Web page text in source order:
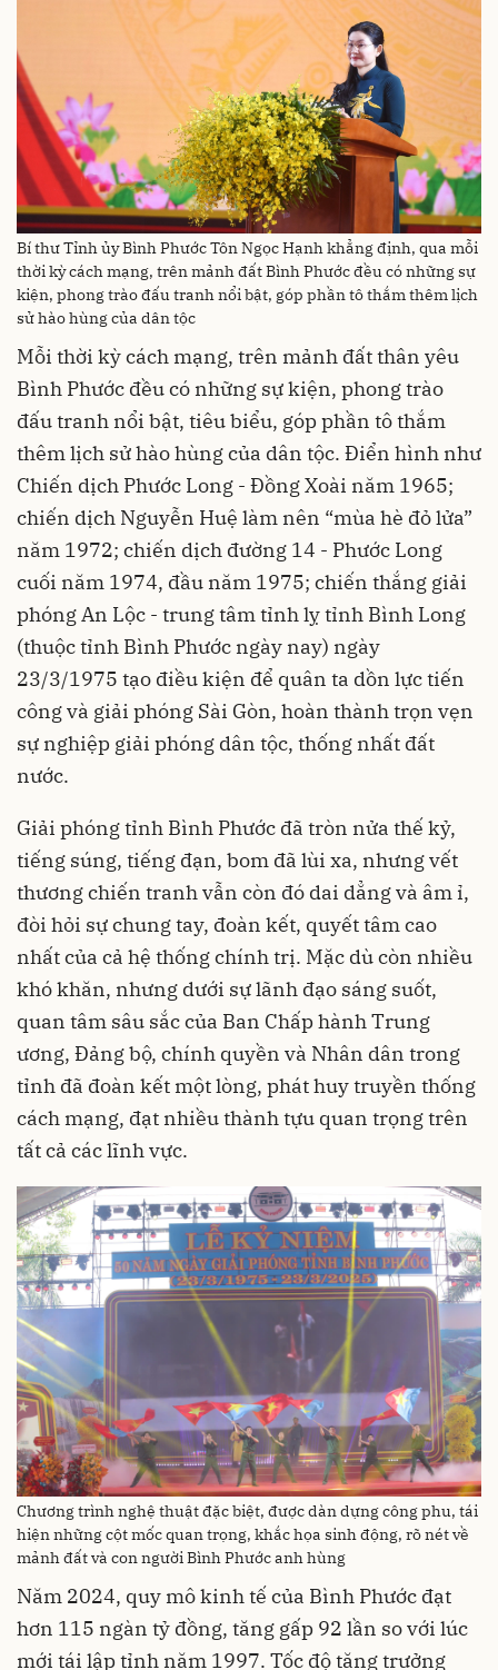
Bí thư Tỉnh ủy Bình Phước Tôn Ngọc Hạnh khẳng định, qua mỗi
thời kỳ cách mạng, trên mảnh đất Bình Phước đều có những sự
kiện, phong trào đấu tranh nổi bật, góp phần tô thắm thêm lịch
sử hào hùng của dân tộc
Mỗi thời kỳ cách mạng, trên mảnh đất thân yêu
Bình Phước đều có những sự kiện, phong trào
đấu tranh nổi bật, tiêu biểu, góp phần tô thắm
thêm lịch sử hào hùng của dân tộc. Điển hình như
Chiến dịch Phước Long - Đồng Xoài năm 1965;
chiến dịch Nguyễn Huệ làm nên “mùa hè đỏ lửa”
năm 1972; chiến dịch đường 14 - Phước Long
cuối năm 1974, đầu năm 1975; chiến thắng giải
phóng An Lộc - trung tâm tỉnh lỵ tỉnh Bình Long
(thuộc tỉnh Bình Phước ngày nay) ngày
23/3/1975 tạo điều kiện để quân ta dồn lực tiến
công và giải phóng Sài Gòn, hoàn thành trọn vẹn
sự nghiệp giải phóng dân tộc, thống nhất đất
nước.
Giải phóng tỉnh Bình Phước đã tròn nửa thế kỷ,
tiếng súng, tiếng đạn, bom đã lùi xa, nhưng vết
thương chiến tranh vẫn còn đó dai dẳng và âm ỉ,
đòi hỏi sự chung tay, đoàn kết, quyết tâm cao
nhất của cả hệ thống chính trị. Mặc dù còn nhiều
khó khăn, nhưng dưới sự lãnh đạo sáng suốt,
quan tâm sâu sắc của Ban Chấp hành Trung
ương, Đảng bộ, chính quyền và Nhân dân trong
tỉnh đã đoàn kết một lòng, phát huy truyền thống
cách mạng, đạt nhiều thành tựu quan trọng trên
tất cả các lĩnh vực.
Chương trình nghệ thuật đặc biệt, được dàn dựng công phu, tái
hiện những cột mốc quan trọng, khắc họa sinh động, rõ nét về
mảnh đất và con người Bình Phước anh hùng
Năm 2024, quy mô kinh tế của Bình Phước đạt
hơn 115 ngàn tỷ đồng, tăng gấp 92 lần so với lúc
mới tái lập tỉnh năm 1997. Tốc độ tăng trưởng